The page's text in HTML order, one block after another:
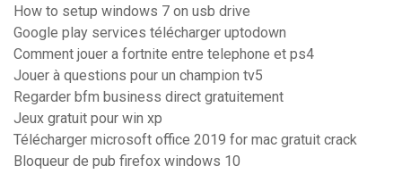
How to setup windows 7 on usb drive
Google play services télécharger uptodown
Comment jouer a fortnite entre telephone et ps4
Jouer à questions pour un champion tv5
Regarder bfm business direct gratuitement
Jeux gratuit pour win xp
Télécharger microsoft office 2019 for mac gratuit crack
Bloqueur de pub firefox windows 10